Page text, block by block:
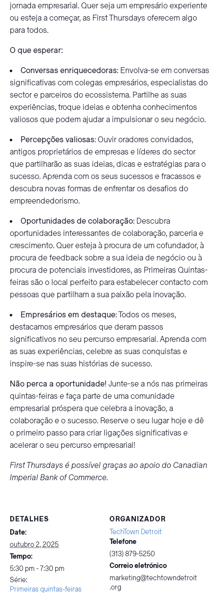
jornada empresarial. Quer seja um empresário experiente
ou esteja a começar, as First Thursdays oferecem algo
para todos.
O que esperar:
Conversas enriquecedoras: Envolva-se em conversas
significativas com colegas empresários, especialistas do
sector e parceiros do ecossistema. Partilhe as suas
experiências, troque ideias e obtenha conhecimentos
valiosos que podem ajudar a impulsionar o seu negócio.
Percepções valiosas: Ouvir oradores convidados,
antigos proprietários de empresas e líderes do sector
que partilharão as suas ideias, dicas e estratégias para o
sucesso. Aprenda com os seus sucessos e fracassos e
descubra novas formas de enfrentar os desafios do
empreendedorismo.
Oportunidades de colaboração: Descubra
oportunidades interessantes de colaboração, parceria e
crescimento. Quer esteja à procura de um cofundador, à
procura de feedback sobre a sua ideia de negócio ou à
procura de potenciais investidores, as Primeiras Quintas-
feiras são o local perfeito para estabelecer contacto com
pessoas que partilham a sua paixão pela inovação.
Empresários em destaque: Todos os meses,
destacamos empresários que deram passos
significativos no seu percurso empresarial. Aprenda com
as suas experiências, celebre as suas conquistas e
inspire-se nas suas histórias de sucesso.
Não perca a oportunidade! Junte-se a nós nas primeiras
quintas-feiras e faça parte de uma comunidade
empresarial próspera que celebra a inovação, a
colaboração e o sucesso. Reserve o seu lugar hoje e dê
o primeiro passo para criar ligações significativas e
acelerar o seu percurso empresarial!
First Thursdays é possível graças ao apoio do Canadian
Imperial Bank of Commerce.
DETALHES
Date:
outubro 2, 2025
Tempo:
5:30 pm - 7:30 pm
Série:
Primeiras quintas-feiras
ORGANIZADOR
TechTown Detroit
Telefone
(313) 879-5250
Correio eletrónico
marketing@techtowndetroit
.org